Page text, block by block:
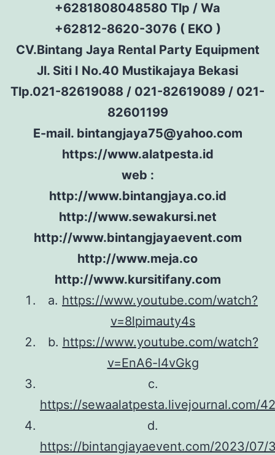
+6281808048580 Tlp / Wa
+62812-8620-3076 ( EKO )
CV.Bintang Jaya Rental Party Equipment
Jl. Siti I No.40 Mustikajaya Bekasi
Tlp.021-82619088 / 021-82619089 / 021-
82601199
E-mail. bintangjaya75@yahoo.com
https://www.alatpesta.id
web :
http://www.bintangjaya.co.id
http://www.sewakursi.net
http://www.bintangjayaevent.com
http://www.meja.co
http://www.kursitifany.com
a. https://www.youtube.com/watch?
v=8lpimauty4s
b. https://www.youtube.com/watch?
v=EnA6-l4vGkg
c.
https://sewaalatpesta.livejournal.com/
d.
https://bintangjayaevent.com/2023/07/